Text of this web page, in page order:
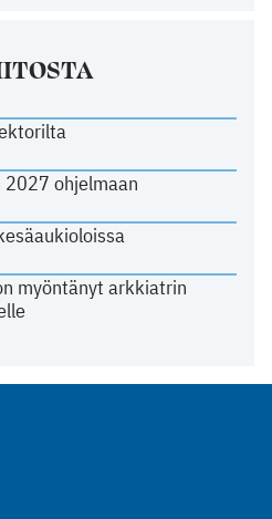
ohjelmaan
myöntänyt arkkiatrin